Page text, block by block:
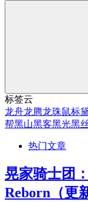
标签云
龙舟龙腾龙珠鼠标
帮黑山黑客黑光黑
热门文章
晃家骑士团
Reborn（更